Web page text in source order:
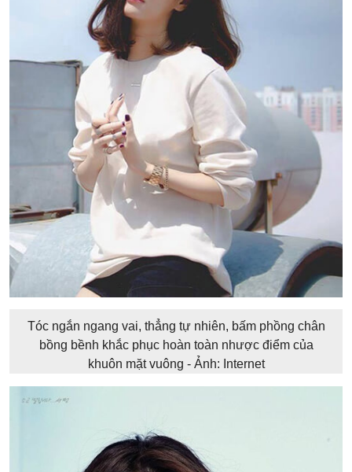
Tóc ngắn ngang vai, thẳng tự nhiên, bấm phồng chân
bồng bềnh khắc phục hoàn toàn nhược điểm của
khuôn mặt vuông - Ảnh: Internet